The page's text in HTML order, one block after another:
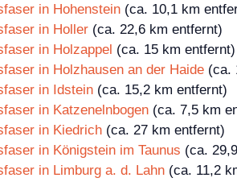
in Hohenstein (ca. 10,1 km
in Holler (ca. 22,6 km entfernt)
in Holzappel (ca. 15 km entfernt)
in Holzhausen an der Haide (ca.
in Idstein (ca. 15,2 km entfernt)
in Katzenelnbogen (ca. 7,5 km
in Kiedrich (ca. 27 km entfernt)
in Königstein im Taunus (ca.
in Limburg a. d. Lahn (ca. 11,2